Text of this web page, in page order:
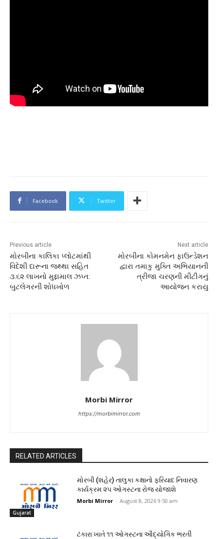
Facebook Twitter
Previous article
મોરબીના કાલિકા પ્લોટમાંથી
વિદેશી દારૂના જથ્થા સહિત
૩.૬૨ લાખનો મુદ્દામાલ ઝપ્ત:
બુટલેગરની શોધખોળ
Next article
મોરબીના કોમનમેન ફાઉન્ડેશન
દ્વારા તમાકુ મુક્તિ અભિયાનની
ત્રીજા ચરણની મીટીંગનું
આયોજન કરાયુ
Morbi Mirror
https://morbimirror.com
RELATED ARTICLES
Gujarat
મોરબી (શહેર) તાલુકા કક્ષાનો ફરિયાદ નિવારણ
કાર્યક્રમ ૨૫ ઓગસ્ટના રોજ યોજાશે
Morbi Mirror - August 8, 2026 9:50 am
ટંકારા ખાતે ૧૧ ઓગસ્ટના ઔદ્યોગિક ભરતી